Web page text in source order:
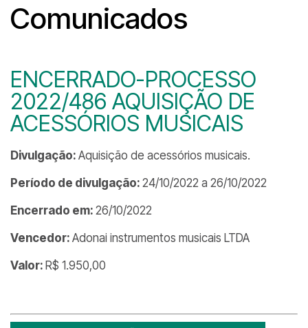
Comunicados
ENCERRADO-PROCESSO
2022/486 AQUISIÇÃO DE
ACESSÓRIOS MUSICAIS
Divulgação: Aquisição de acessórios musicais.
Período de divulgação: 24/10/2022 a 26/10/2022
Encerrado em: 26/10/2022
Vencedor: Adonai instrumentos musicais LTDA
Valor: R$ 1.950,00